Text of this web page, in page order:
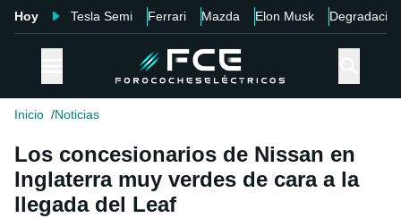
Hoy Tesla Semi Ferrari Mazda Elon Musk Degradación
Inicio Noticias
Los concesionarios de Nissan en
Inglaterra muy verdes de cara a la
llegada del Leaf